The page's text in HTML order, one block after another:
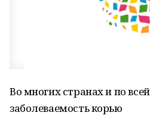
Во многих странах и по
заболеваемость корью